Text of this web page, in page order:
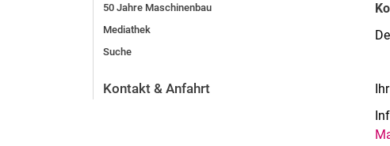
50 Jahre Maschinenbau
Mediathek
Suche
Kontakt & Anfahrt